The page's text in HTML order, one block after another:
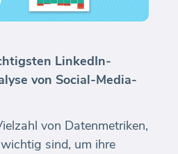
LinkedIn-
von Social-Media-
von Datenmetriken,
sind, um ihre